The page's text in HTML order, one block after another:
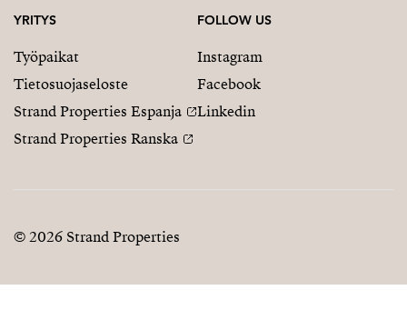
YRITYS
Työpaikat
Tietosuojaseloste
Strand Properties Espanja
Strand Properties Ranska
FOLLOW US
Instagram
Facebook
Linkedin
© 2026 Strand Properties